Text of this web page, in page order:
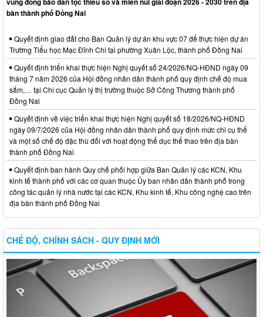
bàn thành phố Đồng Nai
Quyết định giao đất cho Ban Quản lý dự án khu vực 07 để thực hiện dự án
Trường Tiểu học Mạc Đĩnh Chi tại phường Xuân Lộc, thành phố Đồng Nai
Quyết định triển khai thực hiện Nghị quyết số 24/2026/NQ-HĐND ngày 09
tháng 7 năm 2026 của Hội đồng nhân dân thành phố quy định chế độ mua
sắm,… tại Chi cục Quản lý thị trường thuộc Sở Công Thương thành phố
Đồng Nai
Quyết định về việc triển khai thực hiện Nghị quyết số 18/2026/NQ-HĐND
ngày 09/7/2026 của Hội đồng nhân dân thành phố quy định mức chi cụ thể
và một số chế độ đặc thù đối với hoạt động thể dục thể thao trên địa bàn
thành phố Đồng Nai
Quyết định ban hành Quy chế phối hợp giữa Ban Quản lý các KCN, Khu
kinh tế thành phố với các cơ quan thuộc Ủy ban nhân dân thành phố trong
công tác quản lý nhà nước tại các KCN, Khu kinh tế, Khu công nghệ cao trên
địa bàn thành phố Đồng Nai
CHẾ ĐỘ, CHÍNH SÁCH - QUY ĐỊNH MỚI